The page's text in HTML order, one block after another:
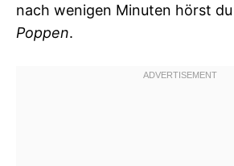
nach wenigen Minuten hörst
Poppen.